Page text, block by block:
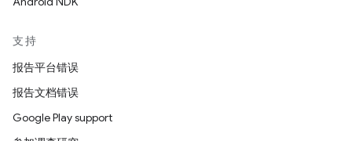
支持
报告平台错误
报告文档错误
Google Play support